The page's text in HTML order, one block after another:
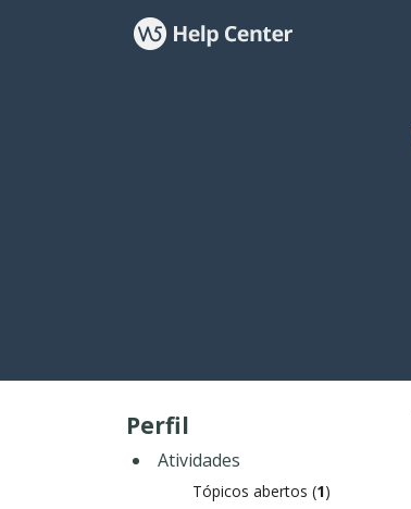
Perfil
Atividades
Tópicos abertos (1)